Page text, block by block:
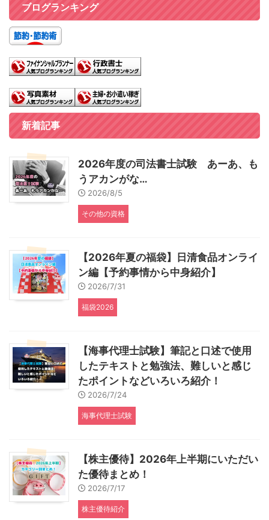
ブログランキング
新着記事
2026年度の司法書士試験 あーあ、も
うアカンがな…
2026/8/5
その他の資格
【2026年夏の福袋】日清食品オンライ
ン編【予約事情から中身紹介】
2026/7/31
福袋2026
【海事代理士試験】筆記と口述で使用
したテキストと勉強法、難しいと感じ
たポイントなどいろいろ紹介！
2026/7/24
海事代理士試験
【株主優待】2026年上半期にいただい
た優待まとめ！
2026/7/17
株主優待紹介